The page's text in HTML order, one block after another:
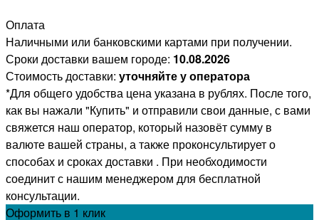
Оплата
Наличными или банковскими картами при получении.
Сроки доставки вашем городе: 10.08.2026
Стоимость доставки: уточняйте у оператора
*Для общего удобства цена указана в рублях. После того,
как вы нажали "Купить" и отправили свои данные, с вами
свяжется наш оператор, который назовёт сумму в
валюте вашей страны, а также проконсультирует о
способах и сроках доставки . При необходимости
соединит с нашим менеджером для бесплатной
консультации.
Оформить в 1 клик